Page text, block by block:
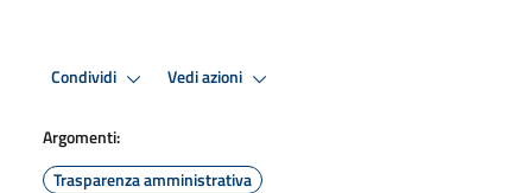
Condividi Vedi azioni
Argomenti:
Trasparenza amministrativa